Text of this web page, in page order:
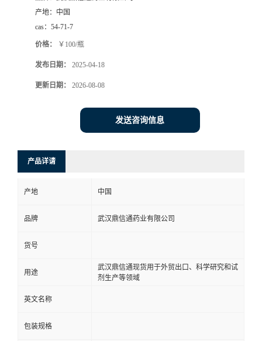
产地： 中国
cas： 54-71-7
价格： ￥100/瓶
发布日期： 2025-04-18
更新日期： 2026-08-08
发送咨询信息
产品详请
产地 中国
品牌 武汉鼎信通药业有限公司
货号
用途
武汉鼎信通现货用于外贸出口、科学研究和试
剂生产等领域
英文名称
包装规格